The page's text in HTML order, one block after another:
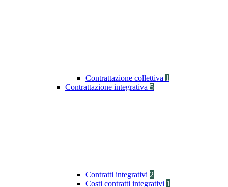
Contrattazione collettiva 1
Contrattazione integrativa 5
Contratti integrativi 2
Costi contratti integrativi 1